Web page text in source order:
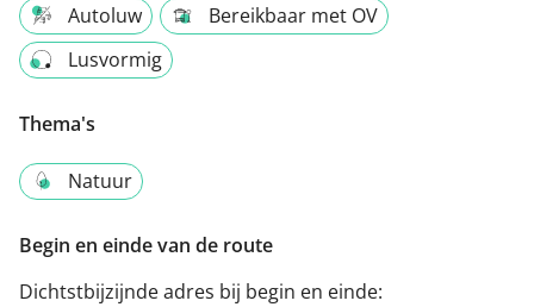
Autoluw
Bereikbaar met OV
Lusvormig
Thema's
Natuur
Begin en einde van de route
Dichtstbijzijnde adres bij begin en einde: